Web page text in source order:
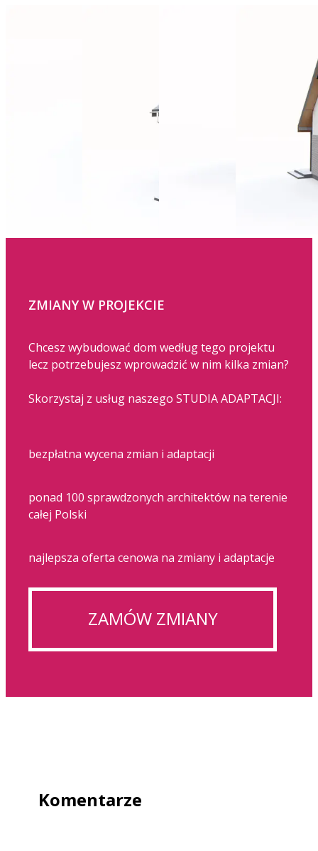
ZMIANY W PROJEKCIE
Chcesz wybudować dom według tego projektu
lecz potrzebujesz wprowadzić w nim kilka zmian?
Skorzystaj z usług naszego STUDIA ADAPTACJI:
bezpłatna wycena zmian i adaptacji
ponad 100 sprawdzonych architektów na terenie
całej Polski
najlepsza oferta cenowa na zmiany i adaptacje
ZAMÓW ZMIANY
Komentarze